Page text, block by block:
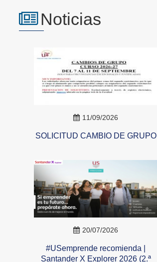
Noticias
11/09/2026
SOLICITUD CAMBIO DE GRUPO
20/07/2026
#USemprende recomienda |
Santander X Explorer 2026 (2.ª